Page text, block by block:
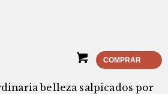
COMPRAR
belleza salpicados por